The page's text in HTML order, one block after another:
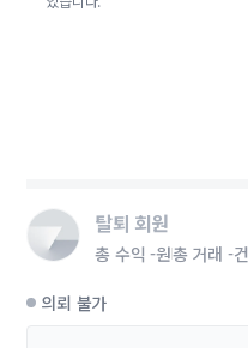
탈퇴 회원
총 수익 -원총 거래 -건
의뢰 불가